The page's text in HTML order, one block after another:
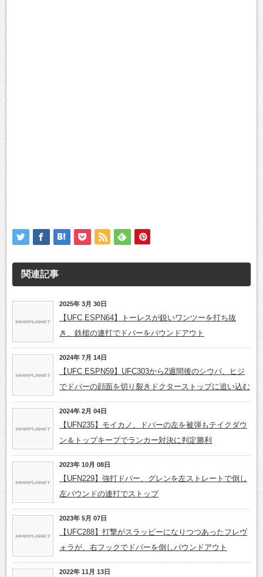
関連記事
2025年 3月 30日
【UFC ESPN64】トーレスが鋭いワンツーを打ち抜
き、鉄槌の連打でドバーをパウンドアウト
2024年 7月 14日
【UFC ESPN59】UFC303から2週間後のシウバ、ヒジ
でドバーの顔面を切り裂きドクターストップに追い込む
2024年 2月 04日
【UFN235】モイカノ、ドバーの左を被弾もテイクダウ
ン＆トップキープでランカー対決に判定勝利
2023年 10月 08日
【UFN229】強打ドパー、グレンを左ストレートで倒し
左パウンドの連打でストップ
2023年 5月 07日
【UFC288】打撃がスラッピーになりつつあったフレヴ
ォラが、右フックでドバーを倒しパウンドアウト
2022年 11月 13日